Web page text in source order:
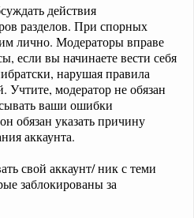
действия
разделов. При спорных
лично. Модераторы вправе
если вы начинаете вести себя
нарушая правила
Учтите, модератор не обязан
ваши ошибки
обязан указать причину
аккаунта.
свой аккаунт/ ник с теми
заблокированы за